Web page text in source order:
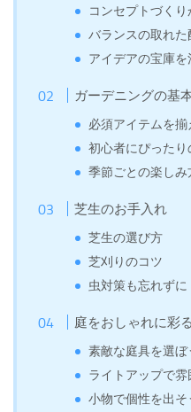
コンセプトづくり
バランスの取れ
アイデアの宝庫を
ガーデニングの基
必須アイテムを揃
初心者にぴったり
季節ごとの楽しみ
芝生のお手入れ
芝生の選び方
芝刈りのコツ
虫対策も忘れずに
庭をおしゃれに彩る
素敵な庭具を選ぼ
ライトアップで雰
小物で個性を出そ